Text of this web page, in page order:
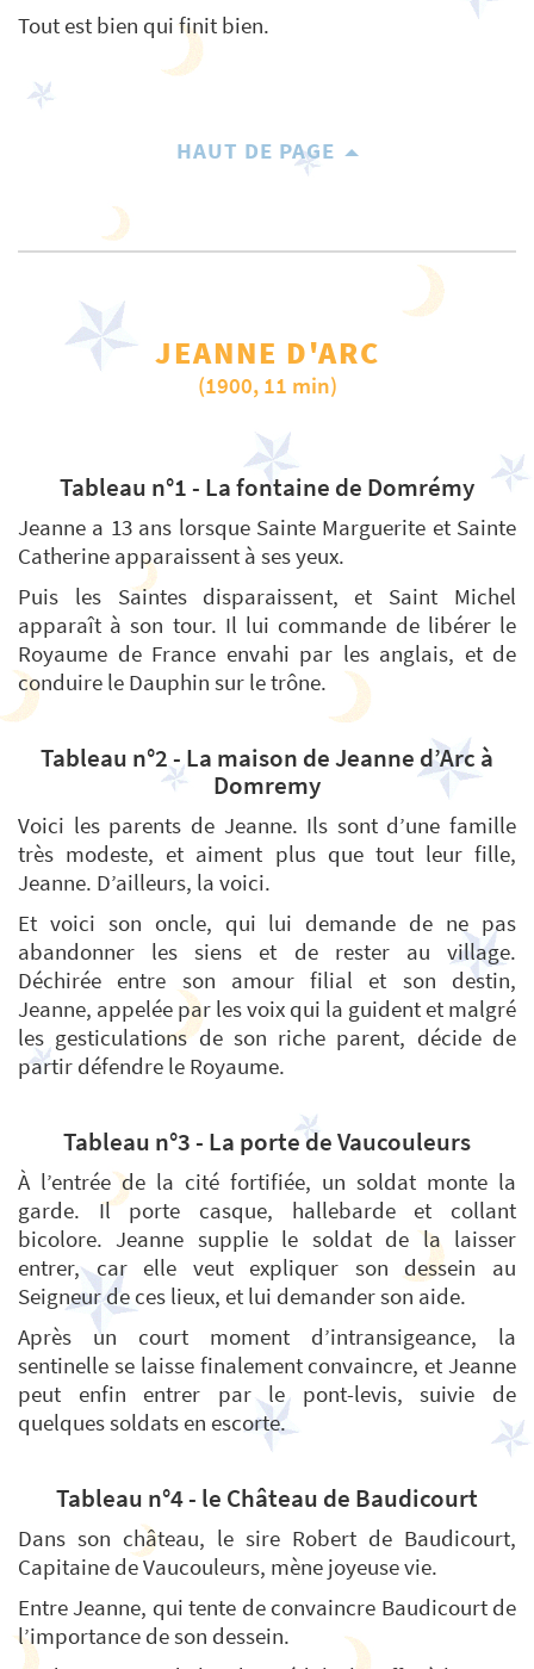
Tout est bien qui finit bien.
HAUT DE PAGE
JEANNE D'ARC
(1900, 11 min)
Tableau n°1 - La fontaine de Domrémy
Jeanne a 13 ans lorsque Sainte Marguerite et Sainte
Catherine apparaissent à ses yeux.
Puis les Saintes disparaissent, et Saint Michel
apparaît à son tour. Il lui commande de libérer le
Royaume de France envahi par les anglais, et de
conduire le Dauphin sur le trône.
Tableau n°2 - La maison de Jeanne d’Arc à
Domremy
Voici les parents de Jeanne. Ils sont d’une famille
très modeste, et aiment plus que tout leur fille,
Jeanne. D’ailleurs, la voici.
Et voici son oncle, qui lui demande de ne pas
abandonner les siens et de rester au village.
Déchirée entre son amour filial et son destin,
Jeanne, appelée par les voix qui la guident et malgré
les gesticulations de son riche parent, décide de
partir défendre le Royaume.
Tableau n°3 - La porte de Vaucouleurs
À l’entrée de la cité fortifiée, un soldat monte la
garde. Il porte casque, hallebarde et collant
bicolore. Jeanne supplie le soldat de la laisser
entrer, car elle veut expliquer son dessein au
Seigneur de ces lieux, et lui demander son aide.
Après un court moment d’intransigeance, la
sentinelle se laisse finalement convaincre, et Jeanne
peut enfin entrer par le pont-levis, suivie de
quelques soldats en escorte.
Tableau n°4 - le Château de Baudicourt
Dans son château, le sire Robert de Baudicourt,
Capitaine de Vaucouleurs, mène joyeuse vie.
Entre Jeanne, qui tente de convaincre Baudicourt de
l’importance de son dessein.